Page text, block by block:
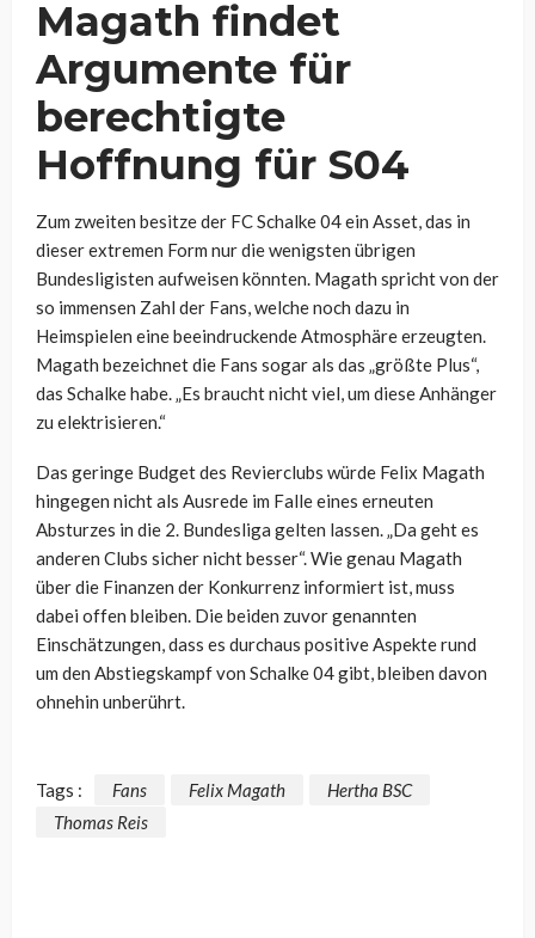
Magath findet
Argumente für
berechtigte
Hoffnung für S04
Zum zweiten besitze der FC Schalke 04 ein Asset, das in
dieser extremen Form nur die wenigsten übrigen
Bundesligisten aufweisen könnten. Magath spricht von der
so immensen Zahl der Fans, welche noch dazu in
Heimspielen eine beeindruckende Atmosphäre erzeugten.
Magath bezeichnet die Fans sogar als das „größte Plus“,
das Schalke habe. „Es braucht nicht viel, um diese Anhänger
zu elektrisieren.“
Das geringe Budget des Revierclubs würde Felix Magath
hingegen nicht als Ausrede im Falle eines erneuten
Absturzes in die 2. Bundesliga gelten lassen. „Da geht es
anderen Clubs sicher nicht besser“. Wie genau Magath
über die Finanzen der Konkurrenz informiert ist, muss
dabei offen bleiben. Die beiden zuvor genannten
Einschätzungen, dass es durchaus positive Aspekte rund
um den Abstiegskampf von Schalke 04 gibt, bleiben davon
ohnehin unberührt.
Tags : Fans Felix Magath
Hertha BSC
Thomas Reis